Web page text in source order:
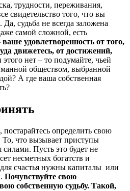
трудности, переживания,
свидетельство того, что вы
судьба не всегда заложена
самой сложной, есть
ваше удовлетворенность от того,
движетесь, от достижений,
этого нет – то подумайте, чьей
обществом, выбранной
А где ваша собственная
определить свою
что вызывает приступы
Пусть это будет не
несметных богатств и
счастья нужны капиталы или
Почувствуйте свою
собственную судьбу. Такой,